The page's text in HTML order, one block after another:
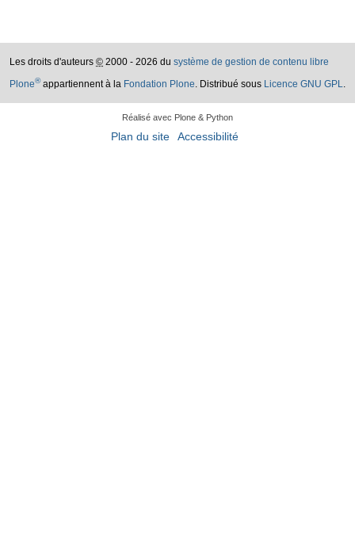
Les droits d'auteurs © 2000 - 2026 du système de gestion de contenu libre
Plone®appartiennent à la Fondation Plone. Distribué sous Licence GNU GPL.
Réalisé avec Plone & Python
Plan du site Accessibilité